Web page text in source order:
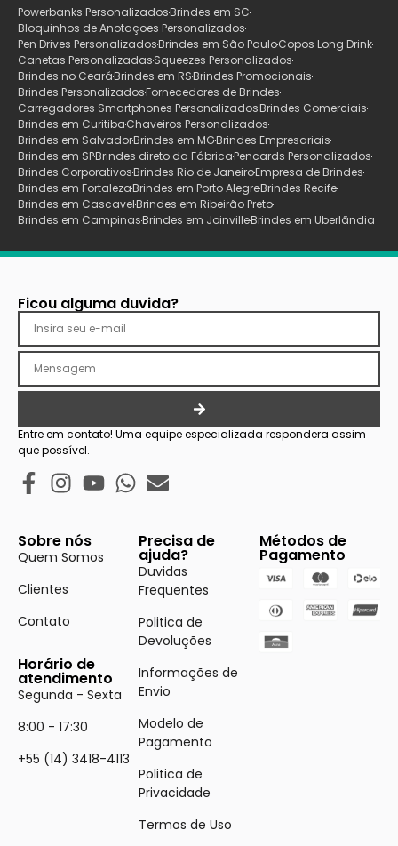
Powerbanks PersonalizadosBrindes em SC
Bloquinhos de Anotaçoes Personalizados
Pen Drives PersonalizadosBrindes em São PauloCopos Long Drink
Canetas PersonalizadasSqueezes Personalizados
Brindes no CearáBrindes em RSBrindes Promocionais
Brindes PersonalizadosFornecedores de Brindes
Carregadores Smartphones PersonalizadosBrindes Comerciais
Brindes em CuritibaChaveiros Personalizados
Brindes em SalvadorBrindes em MGBrindes Empresariais
Brindes em SPBrindes direto da FábricaPencards Personalizados
Brindes CorporativosBrindes Rio de JaneiroEmpresa de Brindes
Brindes em FortalezaBrindes em Porto AlegreBrindes Recife
Brindes em CascavelBrindes em Ribeirão Preto
Brindes em CampinasBrindes em JoinvilleBrindes em Uberlãndia
Ficou alguma duvida?
Entre em contato! Uma equipe especializada respondera assim
que possível.
Sobre nós
Quem Somos
Clientes
Contato
Horário de
atendimento
Segunda - Sexta
8:00 - 17:30
+55 (14) 3418-4113
Precisa de
ajuda?
Duvidas
Frequentes
Politica de
Devoluções
Informações de
Envio
Modelo de
Pagamento
Politica de
Privacidade
Termos de Uso
Métodos de
Pagamento